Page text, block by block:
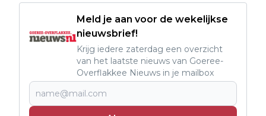
Meld je aan voor de wekelijkse
nieuwsbrief!
Krijg iedere zaterdag een overzicht
van het laatste nieuws van Goeree-
Overflakkee Nieuws in je mailbox